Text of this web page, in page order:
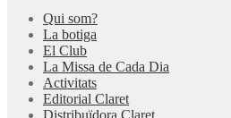
Qui som?
La botiga
El Club
La Missa de Cada Dia
Activitats
Editorial Claret
Distribuïdora Claret